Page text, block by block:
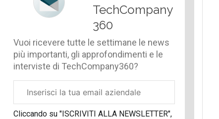
TechCompany
360
Vuoi ricevere tutte le settimane le news
più importanti, gli approfondimenti e le
interviste di TechCompany360?
aziendale
Cliccando su "ISCRIVITI ALLA NEWSLETTER",